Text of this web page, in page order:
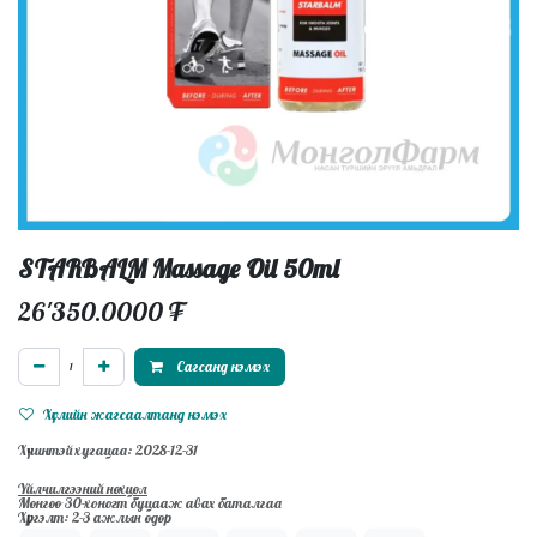
STARBALM Massage Oil 50ml
26'350.0000₮
Сагсанд нэмэх
Хүслийн жагсаалтанд нэмэх
Хүчинтэй хугацаа: 2028-12-31
Үйлчилгээний нөхцөл
Мөнгөө 30-хоногт буцааж авах баталгаа
Хүргэлт: 2-3 ажлын өдөр